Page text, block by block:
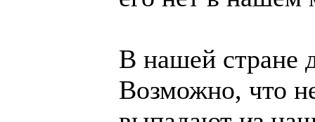
В нашей стране
Возможно, что